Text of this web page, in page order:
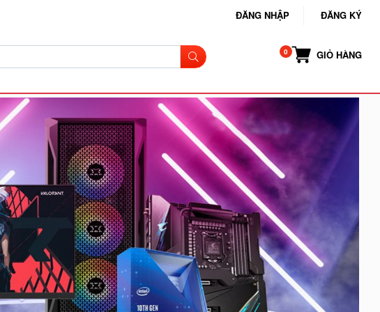
ĐĂNG NHẬP ĐĂNG KÝ
GIỎ HÀNG